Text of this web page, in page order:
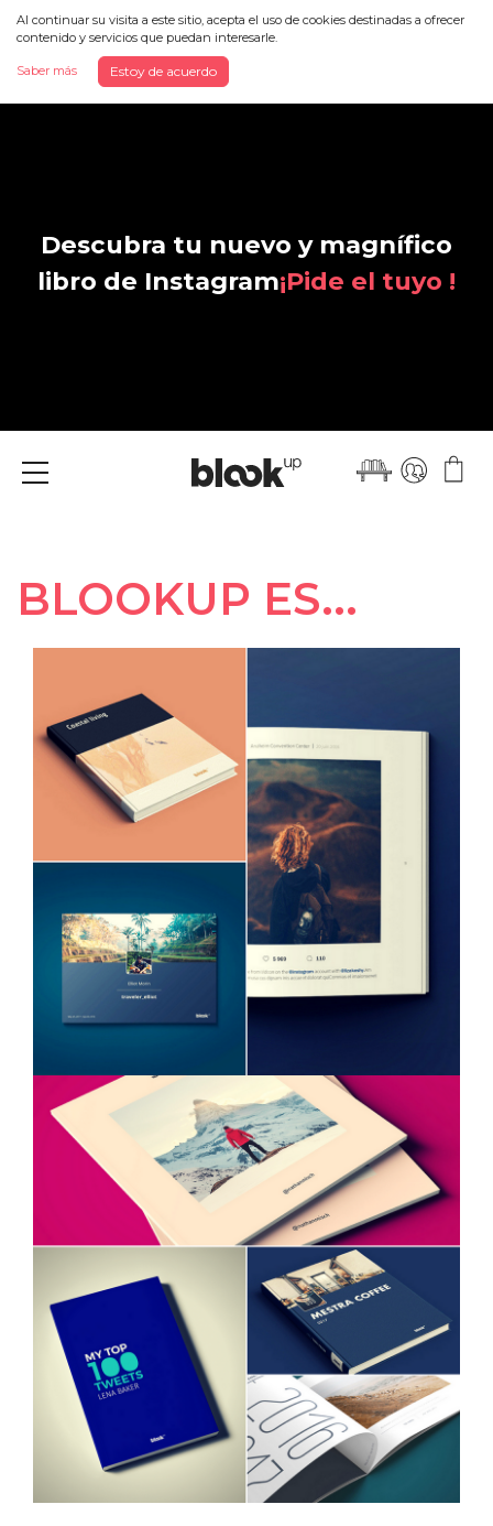
Al continuar su visita a este sitio, acepta el uso de cookies destinadas a ofrecer
contenido y servicios que puedan interesarle.
Saber más Estoy de acuerdo
Descubra tu nuevo y magnífico
libro de Instagram¡Pide el tuyo !
Menu
BLOOKUP ES...